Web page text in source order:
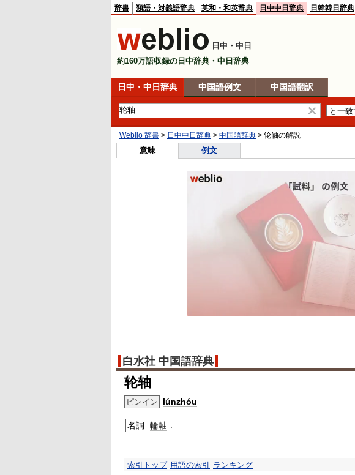
辞書 類語・対義語辞典 英和・和英辞典 日中中日辞典 日韓韓日辞典
日中・中日
約160万語収録の日中辞典・中日辞典
日中・中日辞典 中国語例文 中国語翻訳
Weblio 辞書 > 日中中日辞典 > 中国語辞典 > 轮轴の解説
意味 例文
白水社 中国語辞典
轮轴
ピンイン lúnzhóu
名詞 輪軸 ．
索引トップ 用語の索引 ランキング